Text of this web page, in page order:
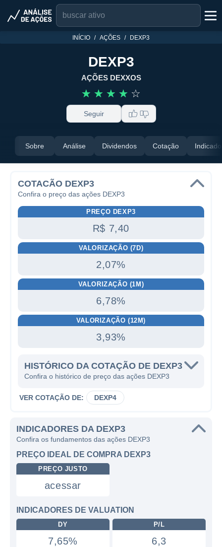
INÍCIO AÇÕES DEXP3
DEXP3
AÇÕES DEXXOS
☆ ☆ ☆ ☆ ☆
Seguir
Sobre Análise Dividendos Cotação
COTACÃO DEXP3
Confira o preço das ações DEXP3
PREÇO DEXP3
R$ 7,40
VALORIZAÇÃO (7D)
2,07%
VALORIZAÇÃO (1M)
6,78%
VALORIZAÇÃO (12M)
3,93%
HISTÓRICO DA COTAÇÃO DE DEXP3
Confira o histórico de preço das ações DEXP3
VER COTAÇÃO DE: DEXP4
INDICADORES DA DEXP3
Confira os fundamentos das ações DEXP3
PREÇO IDEAL DE COMPRA DEXP3
PREÇO JUSTO
acessar
INDICADORES DE VALUATION
DY
7,65%
P/L
6,3